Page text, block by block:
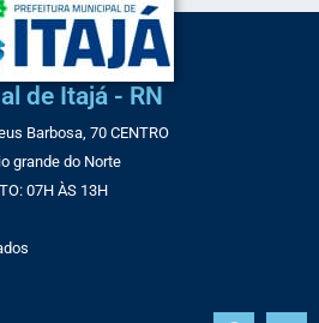
de Itajá - RN
Barbosa, 70 CENTRO
grande do Norte
07H ÀS 13H